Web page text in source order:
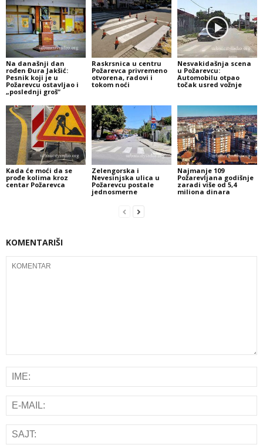
Na današnji dan
rođen Đura Jakšić:
Pesnik koji je u
Požarevcu ostavljao i
„poslednji groš“
Raskrsnica u centru
Požarevca privremeno
otvorena, radovi i
tokom noći
Nesvakidašnja scena
u Požarevcu:
Automobilu otpao
točak usred vožnje
Kada će moći da se
prođe kolima kroz
centar Požarevca
Zelengorska i
Nevesinjska ulica u
Požarevcu postale
jednosmerne
Najmanje 109
Požarevljana godišnje
zaradi više od 5,4
miliona dinara
KOMENTARIŠI